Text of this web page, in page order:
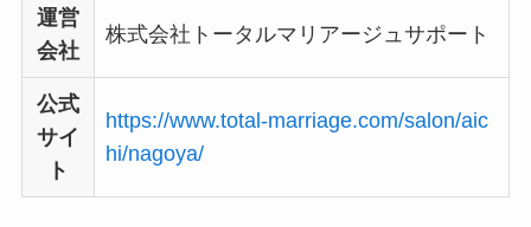
運営
会社
株式会社トータルマリアージュサポート
公式
サイ
ト
https://www.total-marriage.com/salon/aic
hi/nagoya/